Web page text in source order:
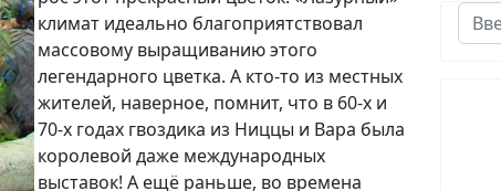
климат идеально благоприятствовал
массовому выращиванию этого
легендарного цветка. А кто-то из местных
жителей, наверное, помнит, что в 60-х и
70-х годах гвоздика из Ниццы и Вара была
королевой даже международных
выставок! А ещё раньше, во времена